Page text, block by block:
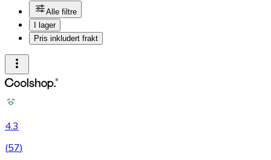
Alle filtre
I lager
Pris inkludert frakt
4.3
(57)